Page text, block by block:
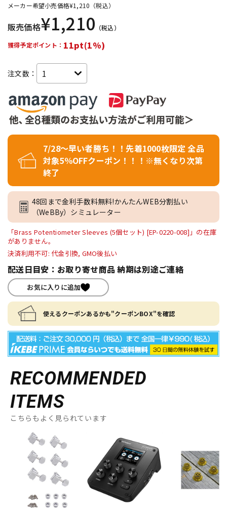
メーカー希望小売価格¥1,210 （税込）
販売価格¥1,210 （税込）
獲得予定ポイント： 11pt(1%)
注文数：
7/28～早い者勝ち！！先着1000枚限定 全品
対象5％OFFクーポン！！！※無くなり次第
終了
48回まで金利手数料無料!かんたんWEB分割払い
（WeBBy）シミュレーター
「Brass Potentiometer Sleeves (5個セット) [EP-0220-008]」の在庫
がありません。
決済利用不可: 代金引換, GMO後払い
配送日目安：お取り寄せ商品 納期は別途ご連絡
お気に入りに追加
使えるクーポンあるかも"クーポンBOX"を確認
RECOMMENDED
ITEMS
こちらもよく見られています